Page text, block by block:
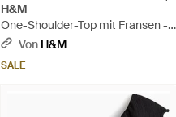
H&M
One-Shoulder-Top mit Fransen -
Braun
Von H&M
SALE